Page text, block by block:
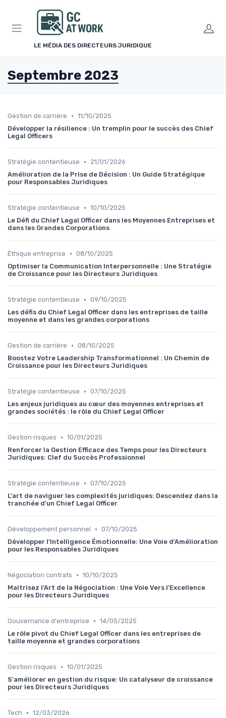
LE MÉDIA DES DIRECTEURS JURIDIQUE
Septembre 2023
Gestion de carrière • 11/10/2025
Développer la résilience : Un tremplin pour le succès des Chief
Legal Officers
Stratégie contentieuse •
21/01/2026
Amélioration de la Prise de Décision : Un Guide Stratégique
pour Responsables Juridiques
Stratégie contentieuse • 10/10/2025
Le Défi du Chief Legal Officer dans les Moyennes Entreprises et
dans les Grandes Corporations
Éthique entreprise • 08/10/2025
Optimiser la Communication Interpersonnelle : Une Stratégie
de Croissance pour les Directeurs Juridiques
Stratégie contentieuse • 09/10/2025
Les défis du Chief Legal Officer dans les entreprises de taille
moyenne et dans les grandes corporations
Gestion de carrière • 08/10/2025
Boostez Votre Leadership Transformationnel : Un Chemin de
Croissance pour les Directeurs Juridiques
Stratégie contentieuse • 07/10/2025
Les enjeux juridiques au cœur des moyennes entreprises et
grandes sociétés : le rôle du Chief Legal Officer
Gestion risques • 10/01/2025
Renforcer la Gestion Efficace des Temps pour les Directeurs
Juridiques: Clef du Succès Professionnel
Stratégie contentieuse • 07/10/2025
L'art de naviguer les complexités juridiques: Descendez dans la
tranchée d'un Chief Legal Officer
Développement personnel • 07/10/2025
Développer l'Intelligence Émotionnelle: Une Voie d'Amélioration
pour les Responsables Juridiques
Négociation contrats • 10/10/2025
Maitrisez l'Art de la Négociation : Une Voie Vers l'Excellence
pour les Directeurs Juridiques
Gouvernance d'entreprise • 14/05/2025
Le rôle pivot du Chief Legal Officer dans les entreprises de
taille moyenne et grandes corporations
Gestion risques • 10/01/2025
S'améliorer en gestion du risque: Un catalyseur de croissance
pour les Directeurs Juridiques
Tech • 12/03/2026